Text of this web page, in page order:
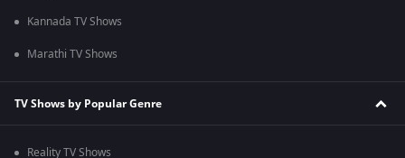
Kannada TV Shows
Marathi TV Shows
TV Shows by Popular Genre
Reality TV Shows